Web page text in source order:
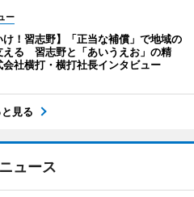
ー
け！習志野】「正当な補償」で地域の
える 習志野と「あいうえお」の精
社横打・横打社長インタビュー
見る
ュース